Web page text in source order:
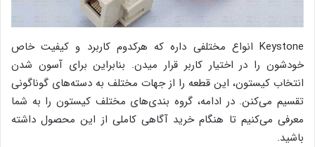
Keystone انواع مختلفی داره که هرکدوم کاربرد و کیفیت خاص
خودشون را در اختیار کاربر قرار میدن. بنابراین برای آسون شدن
انتخاب کیستون، این قطعه را از جهات مختلف به دسته‌های گوناگونی
تقسیم می‌کنن. در ادامه، گروه بندی‌های مختلف کیستون را به شما
معرفی می‌کنیم تا هنگام خرید آگاهی کاملی از این محصول داشته
باشید.